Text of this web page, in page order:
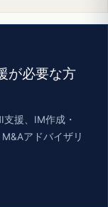
が必要な方
援、IM作成・
アドバイザリ